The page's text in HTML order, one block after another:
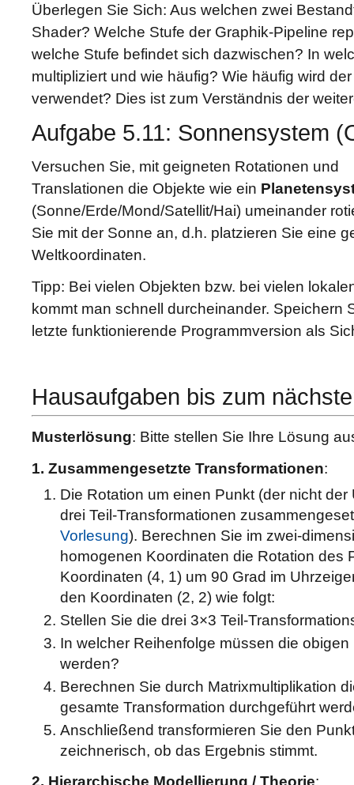
Überlegen Sie Sich: Aus welchen zwei
Shader? Welche Stufe der Graphik-Pipeline
welche Stufe befindet sich dazwischen? In
multipliziert und wie häufig? Wie häufig wird
verwendet? Dies ist zum Verständnis der
Aufgabe 5.11: Sonnensystem
Versuchen Sie, mit geigneten Rotationen und
Translationen die Objekte wie ein
(Sonne/Erde/Mond/Satellit/Hai) umeinander
Sie mit der Sonne an, d.h. platzieren Sie eine
Weltkoordinaten.
Tipp: Bei vielen Objekten bzw. bei vielen
kommt man schnell durcheinander. Speichern
letzte funktionierende Programmversion als
Hausaufgaben bis zum
Musterlösung: Bitte stellen Sie Ihre Lösung
1. Zusammengesetzte Transformationen:
Die Rotation um einen Punkt (der nicht
drei Teil-Transformationen
Vorlesung). Berechnen Sie im zwei-
homogenen Koordinaten die Rotation des
Koordinaten (4, 1) um 90 Grad im
den Koordinaten (2, 2) wie folgt:
Stellen Sie die drei 3×3 Teil-
In welcher Reihenfolge müssen die
werden?
Berechnen Sie durch Matrixmultiplikation
gesamte Transformation durchgeführt
Anschließend transformieren Sie den
zeichnerisch, ob das Ergebnis stimmt.